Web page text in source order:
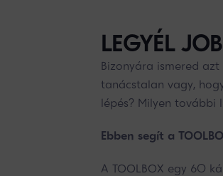
LEGYÉL
Bizonyára ismered
tanácstalan vagy,
lépés? Milyen további
Ebben segít a
A TOOLBOX egy 60